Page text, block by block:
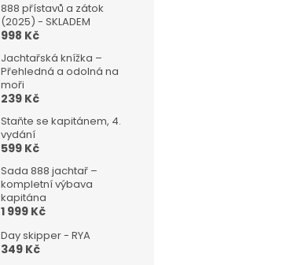
888 přístavů a zátok
(2025) - SKLADEM
998 Kč
Jachtařská knížka –
Přehledná a odolná na
moři
239 Kč
Staňte se kapitánem, 4.
vydání
599 Kč
Sada 888 jachtař –
kompletní výbava
kapitána
1 999 Kč
Day skipper - RYA
349 Kč